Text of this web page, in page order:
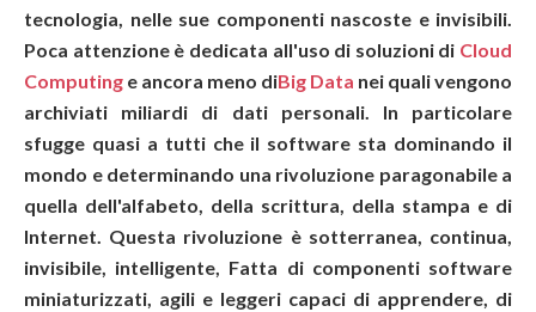
tecnologia, nelle sue componenti nascoste e invisibili.
Poca attenzione è dedicata all'uso di soluzioni di Cloud
Computing e ancora meno diBig Data nei quali vengono
archiviati miliardi di dati personali. In particolare
sfugge quasi a tutti che il software sta dominando il
mondo e determinando una rivoluzione paragonabile a
quella dell'alfabeto, della scrittura, della stampa e di
Internet. Questa rivoluzione è sotterranea, continua,
invisibile, intelligente, Fatta di componenti software
miniaturizzati, agili e leggeri capaci di apprendere, di